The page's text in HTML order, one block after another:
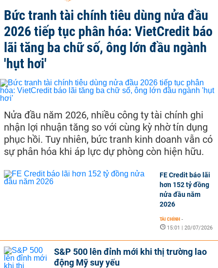
Bức tranh tài chính tiêu dùng nửa đầu
2026 tiếp tục phân hóa: VietCredit báo
lãi tăng ba chữ số, ông lớn đầu ngành
'hụt hơi'
Nửa đầu năm 2026, nhiều công ty tài chính ghi
nhận lợi nhuận tăng so với cùng kỳ nhờ tín dụng
phục hồi. Tuy nhiên, bức tranh kinh doanh vẫn có
sự phân hóa khi áp lực dự phòng còn hiện hữu.
FE Credit báo lãi
hơn 152 tỷ đồng
nửa đầu năm
2026
TÀI CHÍNH -
15:01 | 20/07/2026
S&P 500 lên đỉnh mới khi thị trường lao
động Mỹ suy yếu